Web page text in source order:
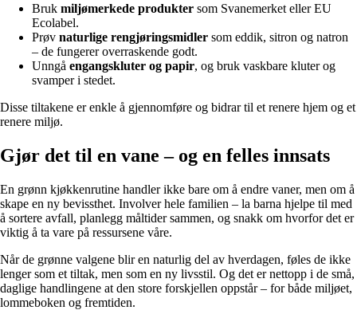
Bruk miljømerkede produkter som Svanemerket eller EU
Ecolabel.
Prøv naturlige rengjøringsmidler som eddik, sitron og natron
– de fungerer overraskende godt.
Unngå engangskluter og papir, og bruk vaskbare kluter og
svamper i stedet.
Disse tiltakene er enkle å gjennomføre og bidrar til et renere hjem og et
renere miljø.
Gjør det til en vane – og en felles innsats
En grønn kjøkkenrutine handler ikke bare om å endre vaner, men om å
skape en ny bevissthet. Involver hele familien – la barna hjelpe til med
å sortere avfall, planlegg måltider sammen, og snakk om hvorfor det er
viktig å ta vare på ressursene våre.
Når de grønne valgene blir en naturlig del av hverdagen, føles de ikke
lenger som et tiltak, men som en ny livsstil. Og det er nettopp i de små,
daglige handlingene at den store forskjellen oppstår – for både miljøet,
lommeboken og fremtiden.